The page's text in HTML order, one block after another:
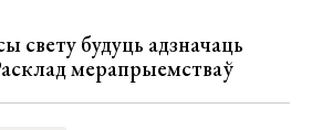
свету будуць адзначаць
мерапрыемстваў